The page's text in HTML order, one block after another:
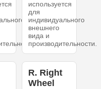
используется
для
индивидуального
внешнего
вида и
производительности.
R. Right
Wheel